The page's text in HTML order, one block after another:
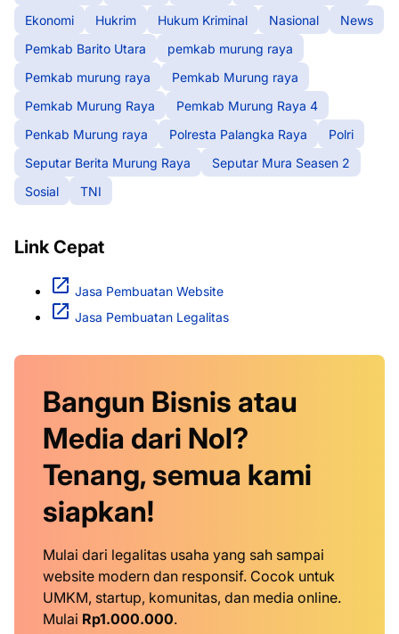
Ekonomi
Hukrim Hukum Kriminal Nasional
News
Pemkab Barito Utara
pemkab murung raya
Pemkab murung raya
Pemkab Murung raya
Pemkab Murung Raya
Pemkab Murung Raya 4
Penkab Murung raya
Polresta Palangka Raya
Polri
Seputar Berita Murung Raya
Seputar Mura Seasen 2
Sosial
TNI
Link Cepat
Jasa Pembuatan Website
Jasa Pembuatan Legalitas
Bangun Bisnis atau
Media dari Nol?
Tenang, semua kami
siapkan!
Mulai dari legalitas usaha yang sah sampai
website modern dan responsif. Cocok untuk
UMKM, startup, komunitas, dan media online.
Mulai Rp1.000.000.